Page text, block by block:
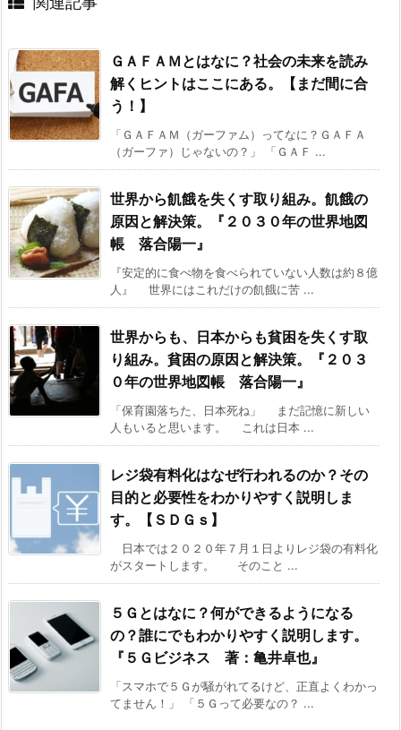
ＧＡＦＡＭとはなに？社会の未来を読み
解くヒントはここにある。【まだ間に合
う！】
「ＧＡＦＡＭ（ガーファム）ってなに？ＧＡＦＡ
（ガーファ）じゃないの？」 「ＧＡＦ ...
世界から飢餓を失くす取り組み。飢餓の
原因と解決策。『２０３０年の世界地図
帳 落合陽一』
『安定的に食べ物を食べられていない人数は約８億
人』 世界にはこれだけの飢餓に苦 ...
世界からも、日本からも貧困を失くす取
り組み。貧困の原因と解決策。『２０３
０年の世界地図帳 落合陽一』
「保育園落ちた、日本死ね」 まだ記憶に新しい
人もいると思います。 これは日本 ...
レジ袋有料化はなぜ行われるのか？その
目的と必要性をわかりやすく説明しま
す。【ＳＤＧｓ】
日本では２０２０年７月１日よりレジ袋の有料化
がスタートします。 そのこと ...
５Ｇとはなに？何ができるようになる
の？誰にでもわかりやすく説明します。
『５Ｇビジネス 著：亀井卓也』
「スマホで５Ｇが騒がれてるけど、正直よくわかっ
てません！」 「５Ｇって必要なの？ ...